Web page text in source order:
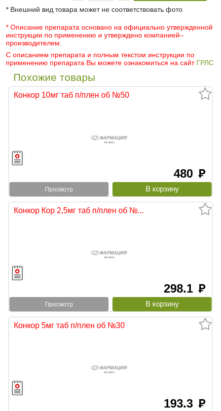
* Внешний вид товара может не соответствовать фото
* Описание препарата основано на официально утвержденной
инструкции по применению и утверждено компанией–
производителем.
С описанием препарата и полным текстом инструкции по
применению препарата Вы можете ознакомиться на сайт ГРЛС
Похожие товары
Конкор 10мг таб п/плен об №50
480 руб
Просмотр
Конкор Кор 2,5мг таб п/плен об №...
298.1 руб
Просмотр
Конкор 5мг таб п/плен об №30
193.3 руб